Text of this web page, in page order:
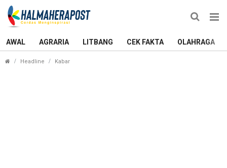
AWAL AGRARIA LITBANG CEK FAKTA OLAHRAGA
Headline Kabar